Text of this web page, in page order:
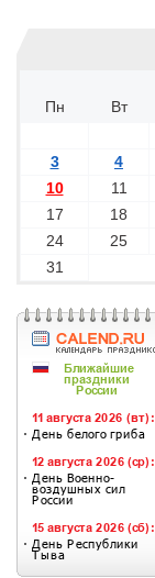
Пн
Вт
3
4
10
11
17
18
24
25
31